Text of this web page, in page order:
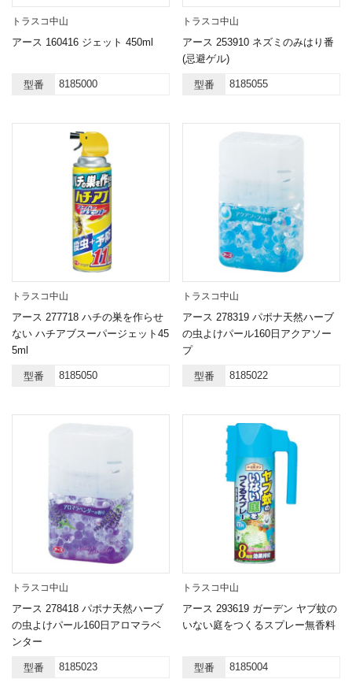
トラスコ中山
アース 160416 ジェット 450ml
型番 8185000
トラスコ中山
アース 253910 ネズミのみはり番
(忌避ゲル)
型番 8185055
トラスコ中山
アース 277718 ハチの巣を作らせ
ない ハチアブスーパージェット45
5ml
型番 8185050
トラスコ中山
アース 278319 パポナ天然ハーブ
の虫よけパール160日アクアソー
プ
型番 8185022
トラスコ中山
アース 278418 パポナ天然ハーブ
の虫よけパール160日アロマラベ
ンター
型番 8185023
トラスコ中山
アース 293619 ガーデン ヤブ蚊の
いない庭をつくるスプレー無香料
型番 8185004